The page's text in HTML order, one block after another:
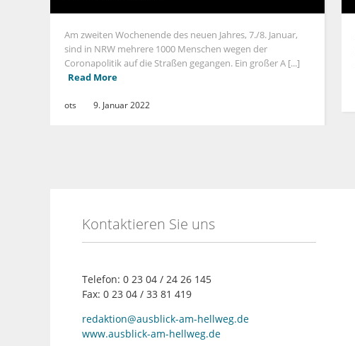
Am zweiten Wochenende des neuen Jahres, 7./8. Januar,
sind in NRW mehrere 1000 Menschen wegen der
Coronapolitik auf die Straßen gegangen. Ein großer A [...]
Read More
ots 9. Januar 2022
Kontaktieren Sie uns
Telefon: 0 23 04 / 24 26 145
Fax: 0 23 04 / 33 81 419
redaktion@ausblick-am-hellweg.de
www.ausblick-am-hellweg.de